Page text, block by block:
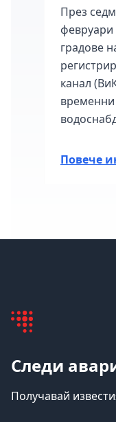
През
февруари
градове
канал
Повече
Следи
Получавай